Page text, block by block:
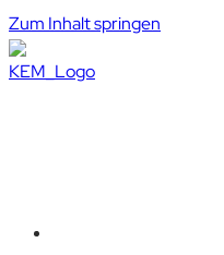
Zum Inhalt springen